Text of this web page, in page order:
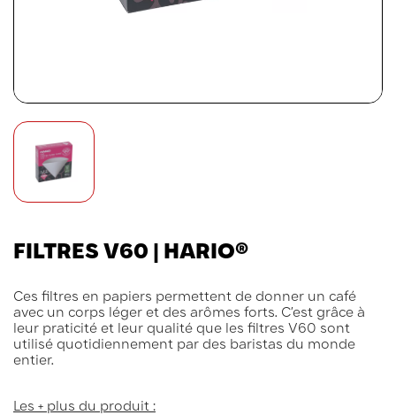
FILTRES V60 | HARIO®
Ces filtres en papiers permettent de donner un café
avec un corps léger et des arômes forts. C’est grâce à
leur praticité et leur qualité que les filtres V60 sont
utilisé quotidiennement par des baristas du monde
entier.
Les + plus du produit :